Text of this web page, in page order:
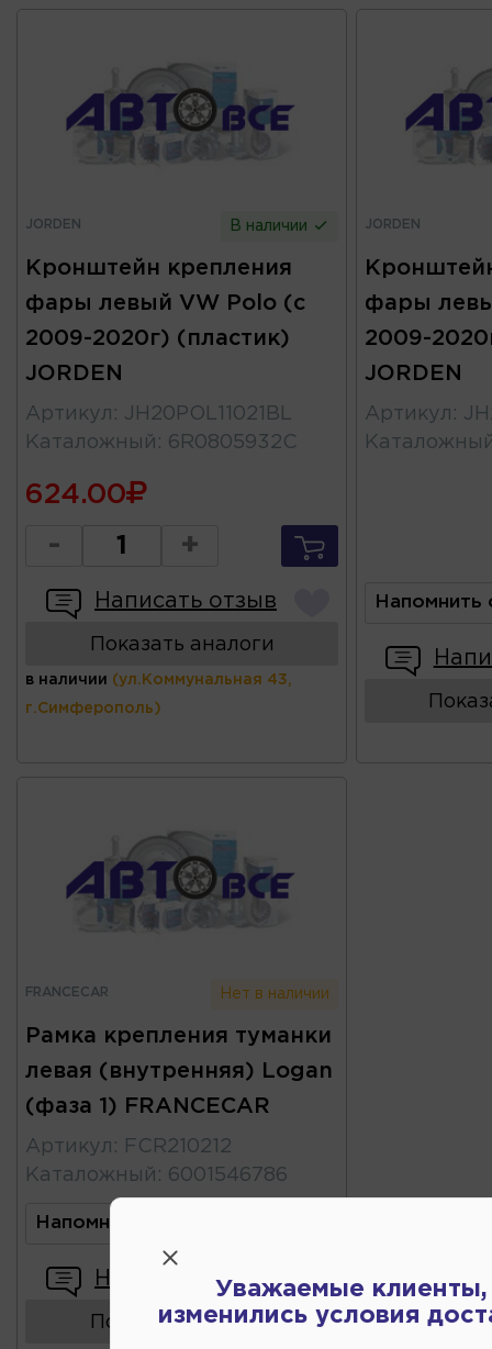
JORDEN В наличии
Кронштейн крепления
фары левый VW Polo (с
2009-2020г) (пластик)
JORDEN
Артикул : JH20POL11021BL
Каталожный : 6R0805932C
624.00
- +
Написать отзыв
Показать аналоги
в наличии (ул.Коммунальная 43,
г.Симферополь)
JORDEN
фары
2009-
JORDEN
Артикул :
Напомнить
FRANCECAR Нет в наличии
Рамка крепления туманки
левая (внутренняя) Logan
(фаза 1) FRANCECAR
Артикул :
FCR210212
Каталожный : 6001546786
Напомнить о поступлении
Написать отзыв
Показать аналоги
Уважаемые клиенты,
изменились условия